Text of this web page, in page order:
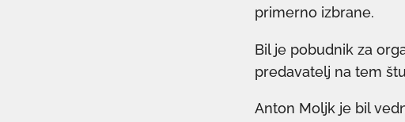
primerno izbrane.
Bil je pobudnik za
predavatelj na tem
Anton Moljk je bil